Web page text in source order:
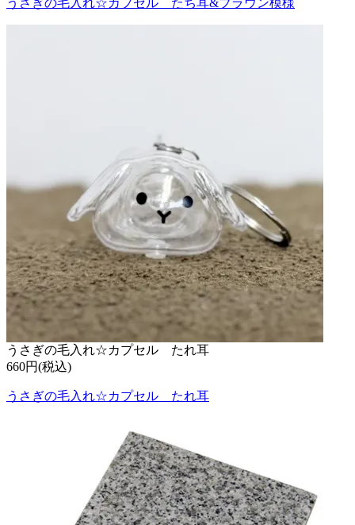
うさぎの毛入れ☆カプセル たち耳&ブラウン模様
うさぎの毛入れ☆カプセル たれ耳
660円(税込)
うさぎの毛入れ☆カプセル たれ耳